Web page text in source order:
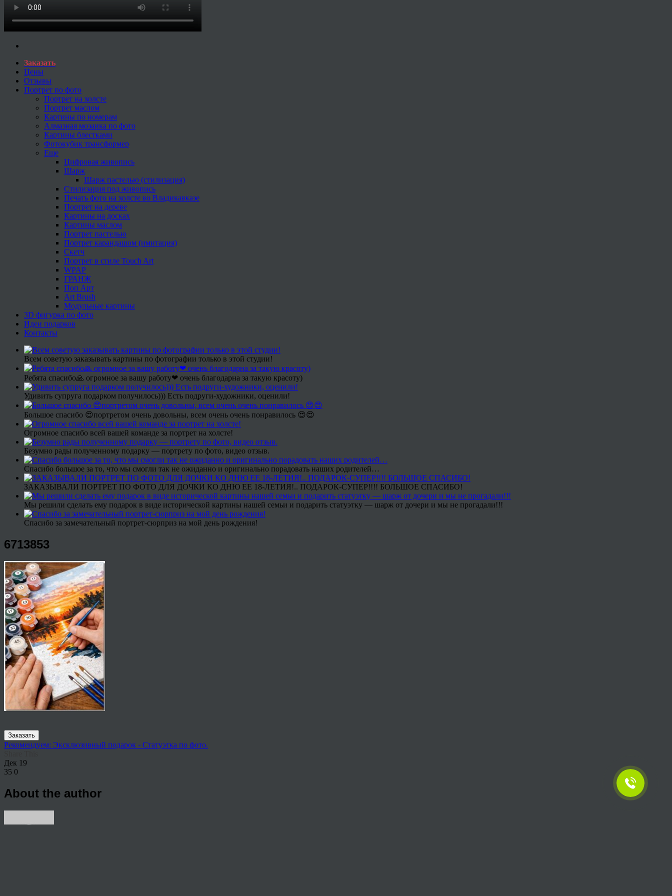
Заказать
Цены
Отзывы
Портрет по фото
Портрет на холсте
Портрет маслом
Картины по номерам
Алмазная мозаика по фото
Картины блестками
Фотокубик трансформер
Еще
Цифровая живопись
Шарж
Шарж пастелью (стилизация)
Стилизация под живопись
Печать фото на холсте во Владикавказе
Портрет на дереве
Картины на досках
Картины маслом
Портрет пастелью
Портрет карандашом (имитация)
Скетч
Портрет в стиле Touch Art
WPAP
ГРАНЖ
Поп Арт
Art Brush
Модульные картины
3D фигурка по фото
Идеи подарков
Контакты
Всем советую заказывать картины по фотографии только в этой студии!
Ребята спасибо🙏 огромное за вашу работу❤ очень благодарна за такую красоту)
Удивить супруга подарком получилось))) Есть подруги-художники, оценили!
Большое спасибо 😍портретом очень довольны, всем очень очень понравилось 😍😍
Огромное спасибо всей вашей команде за портрет на холсте!
Безумно рады полученному подарку — портрету по фото, видео отзыв.
Спасибо большое за то, что мы смогли так не ожиданно и оригинально порадовать наших родителей…
ЗАКАЗЫВАЛИ ПОРТРЕТ ПО ФОТО ДЛЯ ДОЧКИ КО ДНЮ ЕЕ 18-ЛЕТИЯ!.. ПОДАРОК-СУПЕР!!!! БОЛЬШОЕ СПАСИБО!
Мы решили сделать ему подарок в виде исторической картины нашей семьи и подарить статуэтку — шарж от дочери и мы не прогадали!!!
Спасибо за замечательный портрет-сюрприз на мой день рождения!
6713853
Заказать
Рекомендуем: Эксклюзивный подарок - Статуэтка по фото.
Дек 19
35 0
About the author